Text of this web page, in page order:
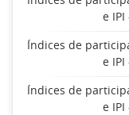
e
Índices de
e
Índices de
e